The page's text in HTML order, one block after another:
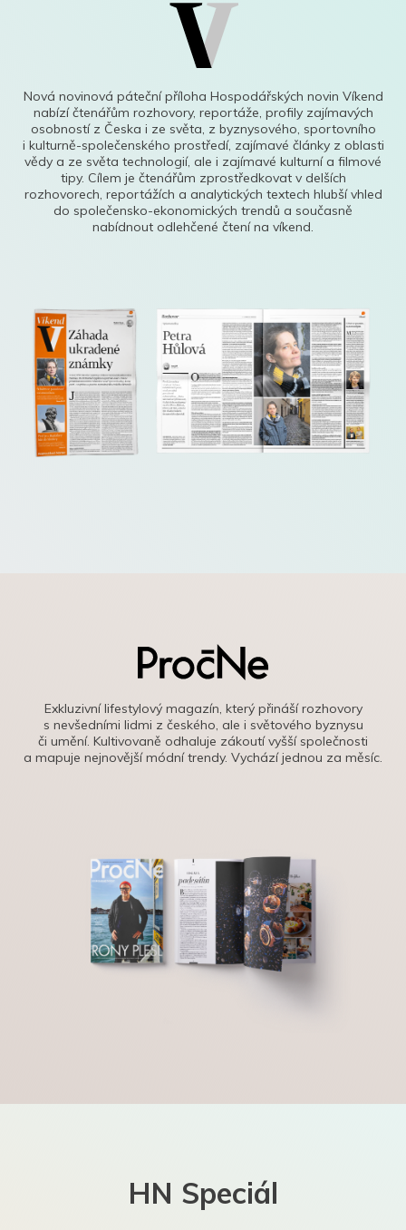
Nová novinová páteční příloha Hospodářských novin Víkend
nabízí čtenářům rozhovory, reportáže, profily zajímavých
osobností z Česka i ze světa, z byznysového, sportovního
i kulturně-společenského prostředí, zajímavé články z oblasti
vědy a ze světa technologií, ale i zajímavé kulturní a filmové
tipy. Cílem je čtenářům zprostředkovat v delších
rozhovorech, reportážích a analytických textech hlubší vhled
do společensko-ekonomických trendů a současně
nabídnout odlehčené čtení na víkend.
Exkluzivní lifestylový magazín, který přináší rozhovory
s nevšedními lidmi z českého, ale i světového byznysu
či umění. Kultivovaně odhaluje zákoutí vyšší společnosti
a mapuje nejnovější módní trendy. Vychází jednou za měsíc.
HN Speciál